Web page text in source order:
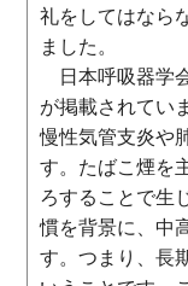
礼をしてはなら
ました。
日本呼吸器学
が掲載されてい
慢性気管支炎や
す。たばこ煙を
ろすることで生
慣を背景に、中
す。つまり、長